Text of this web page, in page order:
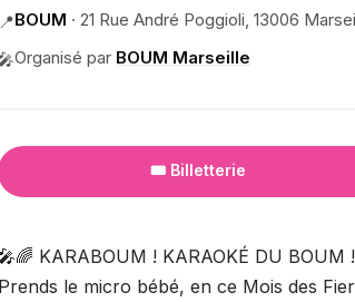
📍BOUM · 21 Rue André Poggioli, 13006
🎤Organisé par BOUM Marseille
🎟️ Billetterie
🎤🌈 KARABOUM ! KARAOKÉ DU BOUM
Prends le micro bébé, en ce Mois des